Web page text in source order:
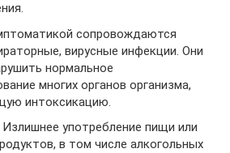
сопровождаются
вирусные инфекции. Они
нормальное
многих органов организма,
интоксикацию.
употребление пищи или
в том числе алкогольных